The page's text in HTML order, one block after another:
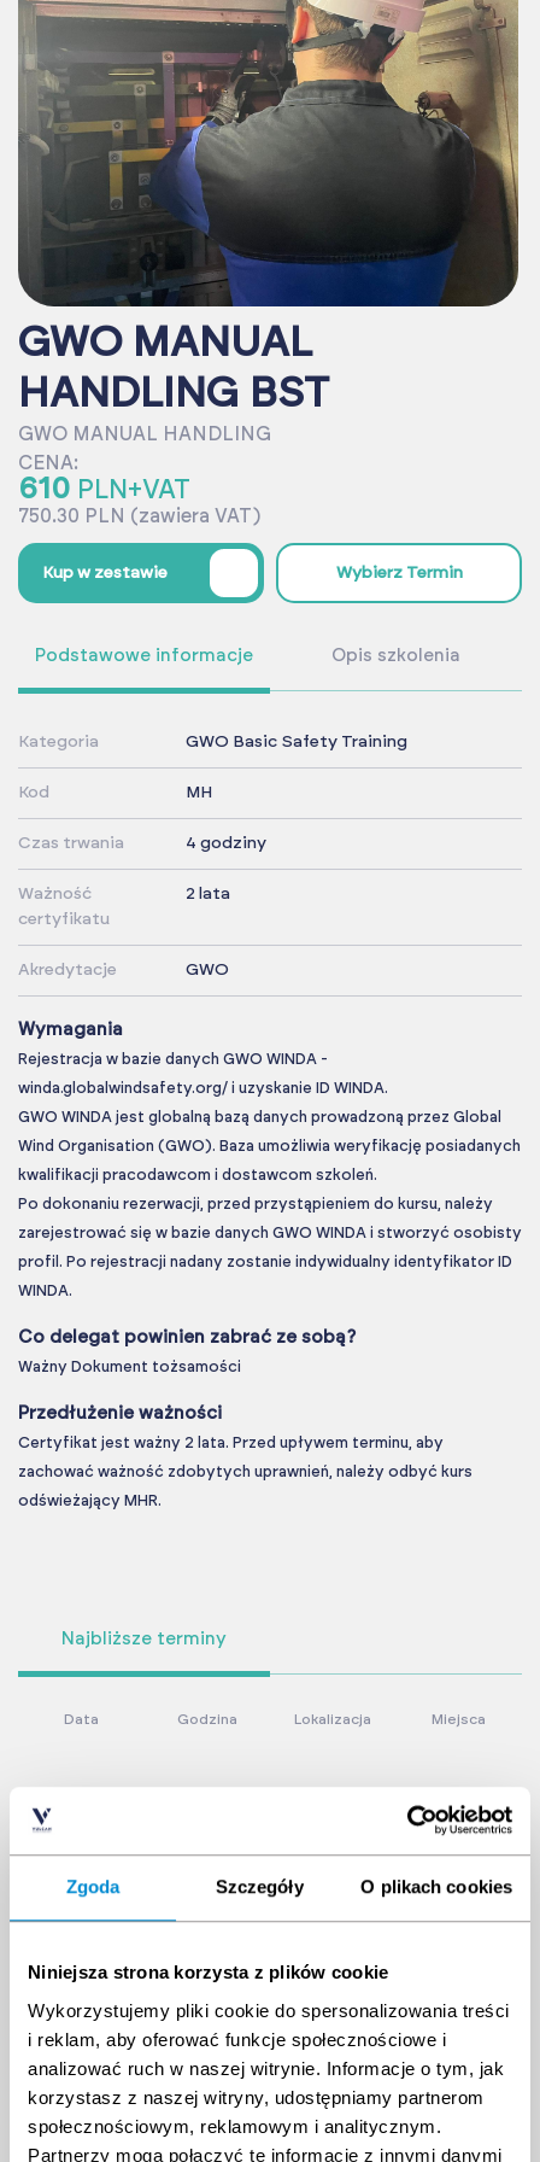
Zgoda Szczegóły O plikach cookies
Niniejsza strona korzysta z plików cookie
Wykorzystujemy pliki cookie do spersonalizowania treści
i reklam, aby oferować funkcje społecznościowe i
analizować ruch w naszej witrynie. Informacje o tym, jak
korzystasz z naszej witryny, udostępniamy partnerom
społecznościowym, reklamowym i analitycznym.
Partnerzy mogą połączyć te informacje z innymi danymi
GWO MANUAL
HANDLING BST
GWO MANUAL HANDLING
CENA:
610 PLN+VAT
750.30 PLN (zawiera VAT)
Kup w zestawie Wybierz Termin
Podstawowe informacje Opis szkolenia
Kategoria GWO Basic Safety Training
Kod MH
Czas trwania 4 godziny
Ważność
certyfikatu
2 lata
Akredytacje GWO
Wymagania
Rejestracja w bazie danych GWO WINDA -
winda.globalwindsafety.org/ i uzyskanie ID WINDA.
GWO WINDA jest globalną bazą danych prowadzoną przez Global
Wind Organisation (GWO). Baza umożliwia weryfikację posiadanych
kwalifikacji pracodawcom i dostawcom szkoleń.
Po dokonaniu rezerwacji, przed przystąpieniem do kursu, należy
zarejestrować się w bazie danych GWO WINDA i stworzyć osobisty
profil. Po rejestracji nadany zostanie indywidualny identyfikator ID
WINDA.
Co delegat powinien zabrać ze sobą?
Ważny Dokument tożsamości
Przedłużenie ważności
Certyfikat jest ważny 2 lata. Przed upływem terminu, aby
zachować ważność zdobytych uprawnień, należy odbyć kurs
odświeżający MHR.
Najbliższe terminy
Data Godzina Lokalizacja Miejsca